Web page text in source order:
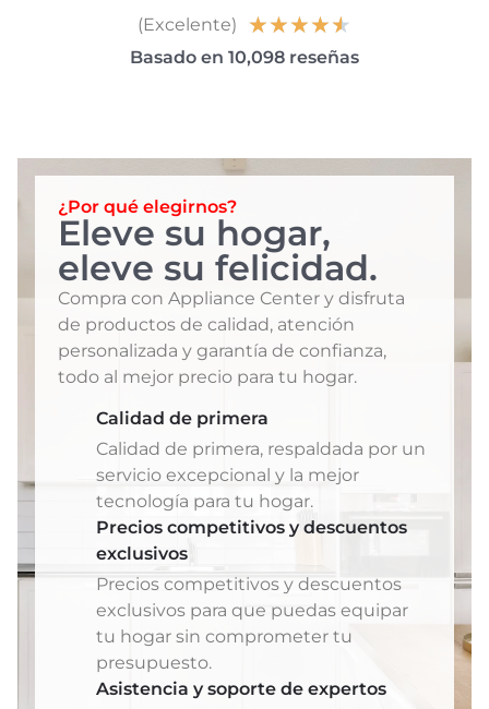
(Excelente) ★★★★★
Basado en 10,098 reseñas
¿Por qué elegirnos?
Eleve su hogar,
eleve su felicidad.
Compra con Appliance Center y disfruta
de productos de calidad, atención
personalizada y garantía de confianza,
todo al mejor precio para tu hogar.
Calidad de primera
Calidad de primera, respaldada por un
servicio excepcional y la mejor
tecnología para tu hogar.
Precios competitivos y descuentos
exclusivos
Precios competitivos y descuentos
exclusivos para que puedas equipar
tu hogar sin comprometer tu
presupuesto.
Asistencia y soporte de expertos